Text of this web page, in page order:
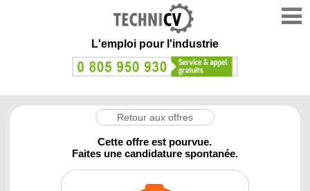
L'emploi pour l'industrie
Retour aux offres
Cette offre est pourvue.
Faites une candidature spontanée.